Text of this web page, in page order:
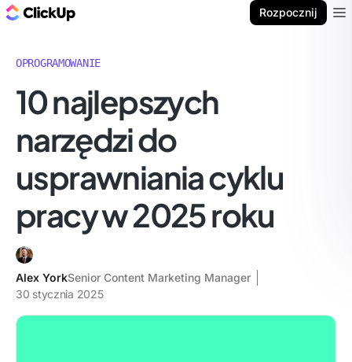
Rozpocznij
OPROGRAMOWANIE
10 najlepszych
narzędzi do
usprawniania cyklu
pracy w 2025 roku
Alex YorkSenior Content Marketing Manager
30 stycznia 2025